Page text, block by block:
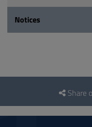
Notices
Questionnaire
social
Share